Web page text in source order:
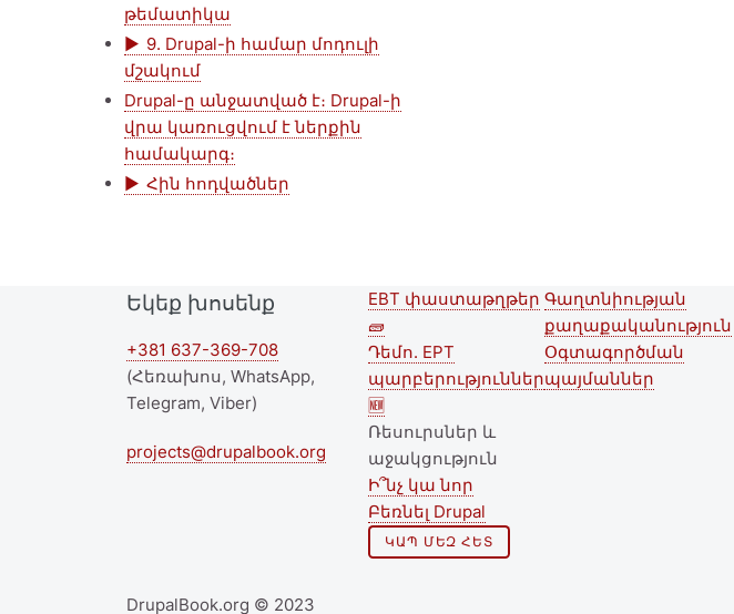
թեմատիկա
9. Drupal-ի համար մոդուլի
մշակում
Drupal-ը անջատված է։ Drupal-ի
վրա կառուցվում է ներքին
համակարգ։
Հին հոդվածներ
Եկեք խոսենք
+381 637-369-708
(Հեռախոս, WhatsApp,
Telegram, Viber)
projects@drupalbook.org
Second
footer
menu
EBT փաստաթղթեր
🧱
Դեմո. EPT
պարբերություններ
🆕
Ռեսուրսներ և
աջակցություն
Ի՞նչ կա նոր
Բեռնել Drupal
ԿԱՊ ՄԵԶ ՀԵՏ
Footer menu
Գաղտնիության
քաղաքականություն
Օգտագործման
պայմաններ
DrupalBook.org © 2023